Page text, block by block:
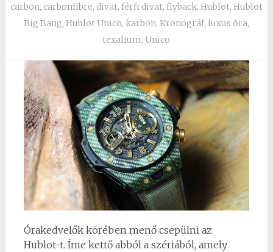
carbon, carbonfibre, divat, férfi divat, flyback, Hublot, Hublot
Big Bang, Hublot Unico, karbon, Kronográf, luxus óra,
texalium, Unico
Órakedvelők körében menő csepülni az
Hublot-t. Íme kettő abból a szériából, amely